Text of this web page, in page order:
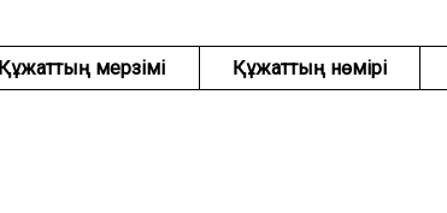
Құжаттың мерзімі Құжаттың нөмірі